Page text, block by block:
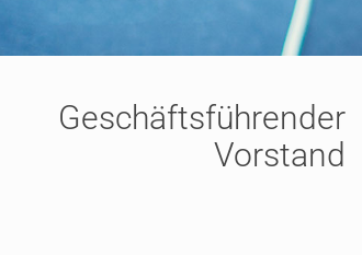
Geschäftsführender
Vorstand